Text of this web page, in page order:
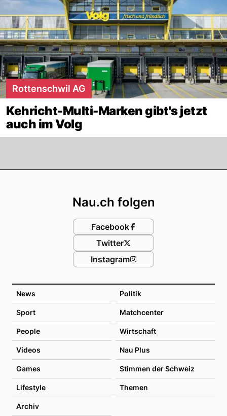
Rottenschwil AG
Kehricht-Multi-Marken gibt's jetzt
auch im Volg
News Politik
Sport Matchcenter
People Wirtschaft
Videos Nau Plus
Games Stimmen der Schweiz
Lifestyle Themen
Archiv
Nau.ch folgen
Facebook
Twitter
Instagram